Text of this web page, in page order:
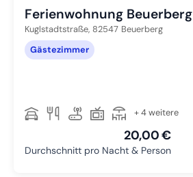
Ferienwohnung Beuerberg
Kuglstadtstraße, 82547 Beuerberg
Gästezimmer
+ 4 weitere
20,00 €
Durchschnitt pro Nacht & Person